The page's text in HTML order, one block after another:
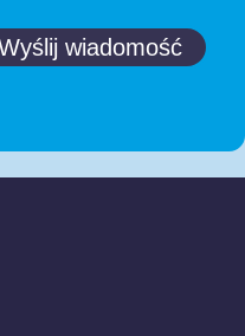
wiadomość